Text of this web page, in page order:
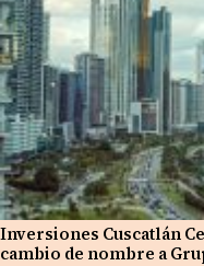
Inversiones Cuscatlán
cambio de nombre a